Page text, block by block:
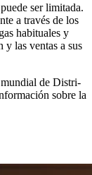
ser limitada.
a través de los
habituales y
y las ventas a sus
de Distri-
sobre la